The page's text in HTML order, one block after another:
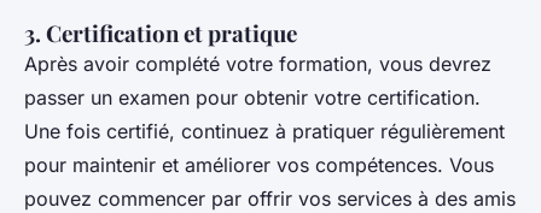
3. Certification et pratique
Après avoir complété votre formation, vous devrez
passer un examen pour obtenir votre certification.
Une fois certifié, continuez à pratiquer régulièrement
pour maintenir et améliorer vos compétences. Vous
pouvez commencer par offrir vos services à des amis